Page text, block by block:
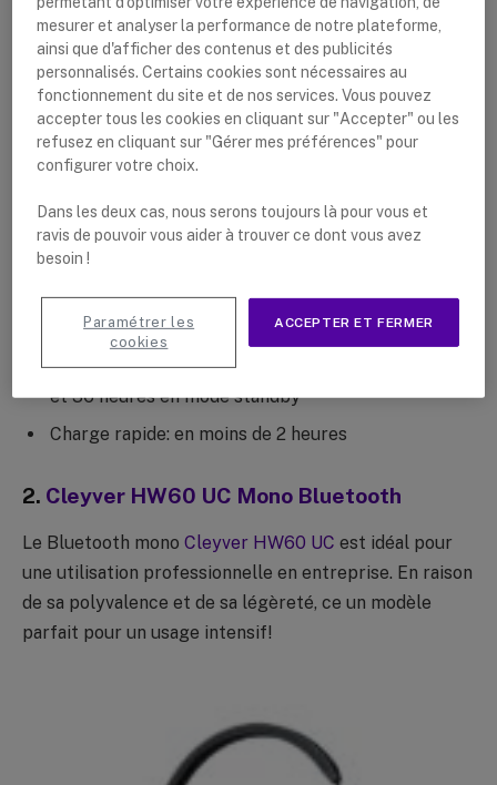
Casque sans fil compatible avec les téléphones
DECT
mètres à l’intérieur
Protection auditive avancée avec SafeTone
Microphone à réduction de bruit
Batterie: jusqu’à 6 heures de temps de conversation
et 36 heures en mode standby
Charge rapide: en moins de 2 heures
2. Cleyver HW60 UC Mono Bluetooth
Le Bluetooth mono Cleyver HW60 UC est idéal pour
une utilisation professionnelle en entreprise. En raison
de sa polyvalence et de sa légèreté, ce un modèle
parfait pour un usage intensif!
mesurer et analyser la performance de notre plateforme,
ainsi que d'afficher des contenus et des publicités
personnalisés. Certains cookies sont nécessaires au
fonctionnement du site et de nos services. Vous pouvez
accepter tous les cookies en cliquant sur "Accepter" ou les
refusez en cliquant sur "Gérer mes préférences" pour
configurer votre choix.
Dans les deux cas, nous serons toujours là pour vous et
ravis de pouvoir vous aider à trouver ce dont vous avez
besoin !
ACCEPTER ET FERMER
Paramétrer les
cookies